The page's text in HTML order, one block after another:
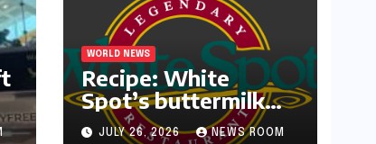
WORLD NEWS
Recipe: White
Spot’s buttermilk
waffles and
JULY 26, 2026 NEWS ROOM